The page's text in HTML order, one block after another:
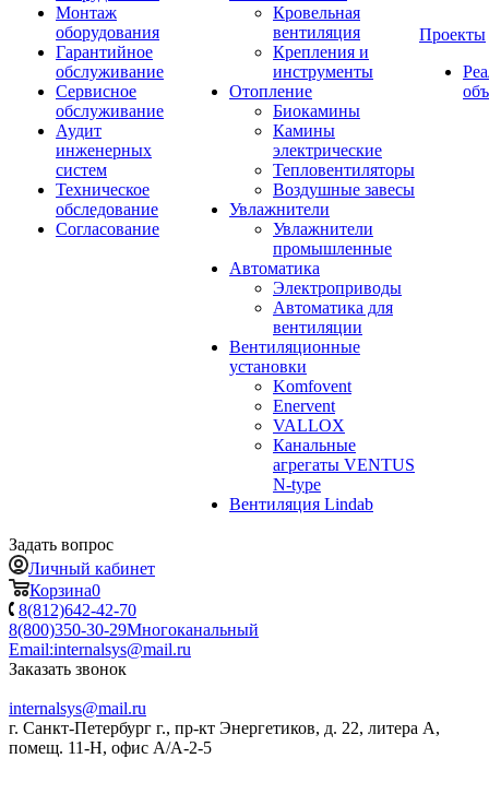
Монтаж
оборудования
Гарантийное
обслуживание
Сервисное
обслуживание
Аудит
инженерных
систем
Техническое
обследование
Согласование
Кровельная
вентиляция
Крепления и
инструменты
Отопление
Биокамины
Камины
электрические
Тепловентиляторы
Воздушные завесы
Увлажнители
Увлажнители
промышленные
Автоматика
Электроприводы
Автоматика для
вентиляции
Вентиляционные
установки
Komfovent
Enervent
VALLOX
Канальные
агрегаты VENTUS
N-type
Вентиляция Lindab
Проекты
Задать вопрос
Личный кабинет
Корзина0
8(812)642-42-70
8(800)350-30-29Многоканальный
Email:internalsys@mail.ru
Заказать звонок
internalsys@mail.ru
г. Санкт-Петербург г., пр-кт Энергетиков, д. 22, литера А,
помещ. 11-Н, офис А/А-2-5